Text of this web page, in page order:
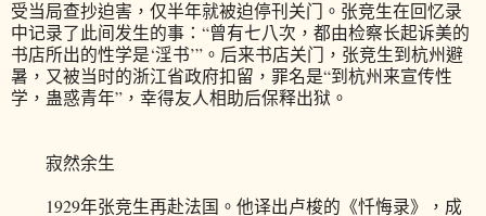
受当局查抄迫害，仅半年就被迫停刊关门。张竞生在回忆录
中记录了此间发生的事：“曾有七八次，都由检察长起诉美的
书店所出的性学是‘淫书’”。后来书店关门，张竞生到杭州避
暑，又被当时的浙江省政府扣留，罪名是“到杭州来宣传性
学，蛊惑青年”，幸得友人相助后保释出狱。
寂然余生
1929年张竞生再赴法国。他译出卢梭的《忏悔录》，成